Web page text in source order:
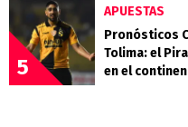
5
APUESTAS
Pronósticos
Tolima: el
en el